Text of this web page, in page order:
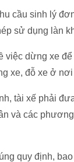
cầu sinh lý
sử dụng làn
dừng xe
xe, đỗ xe ở nơi
tài xế phải
và các
quy định,